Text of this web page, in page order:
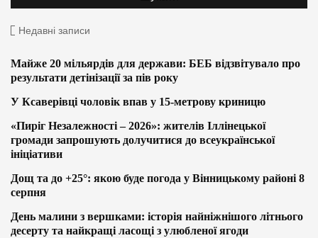
Недавні записи
Майже 20 мільярдів для держави: БЕБ відзвітувало про
результати детінізації за пів року
У Ксаверівці чоловік впав у 15-метрову криницю
«Пиріг Незалежності – 2026»: жителів Іллінецької
громади запрошують долучитися до всеукраїнської
ініціативи
Дощ та до +25°: якою буде погода у Вінницькому районі 8
серпня
День малини з вершками: історія найніжнішого літнього
десерту та найкращі ласощі з улюбленої ягоди